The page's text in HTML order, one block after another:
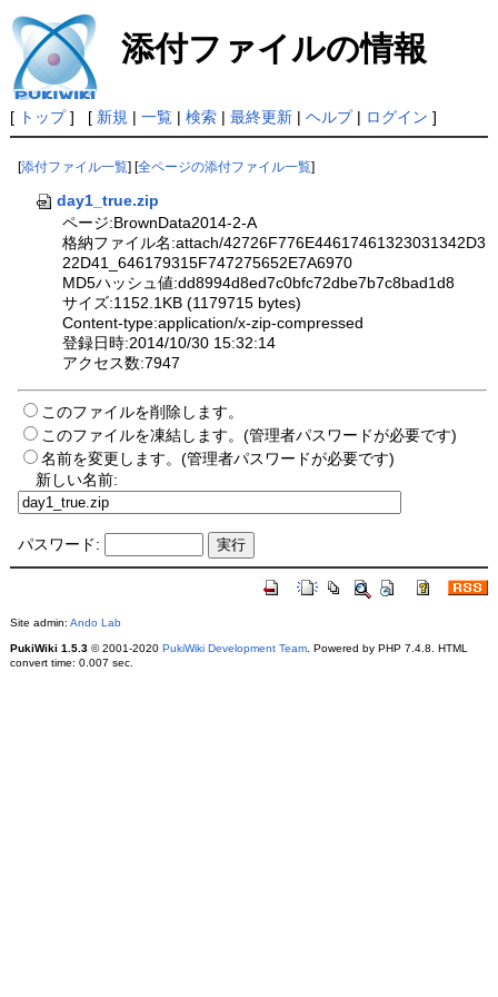
添付ファイルの情報
[ トップ] [ 新規 | 一覧| 検索| 最終更新| ヘルプ| ログイン ]
[添付ファイル一覧] [全ページの添付ファイル一覧]
day1_true.zip
ページ:BrownData2014-2-A
格納ファイル名:attach/42726F776E44617461323031342D3
22D41_646179315F747275652E7A6970
MD5ハッシュ値:dd8994d8ed7c0bfc72dbe7b7c8bad1d8
サイズ:1152.1KB (1179715 bytes)
Content-type:application/x-zip-compressed
登録日時:2014/10/30 15:32:14
アクセス数:7947
このファイルを削除します。
このファイルを凍結します。(管理者パスワードが必要です)
名前を変更します。(管理者パスワードが必要です)
新しい名前:
パスワード:
Site admin: Ando Lab
PukiWiki 1.5.3© 2001-2020 PukiWiki Development Team. Powered by PHP 7.4.8. HTML
convert time: 0.007 sec.